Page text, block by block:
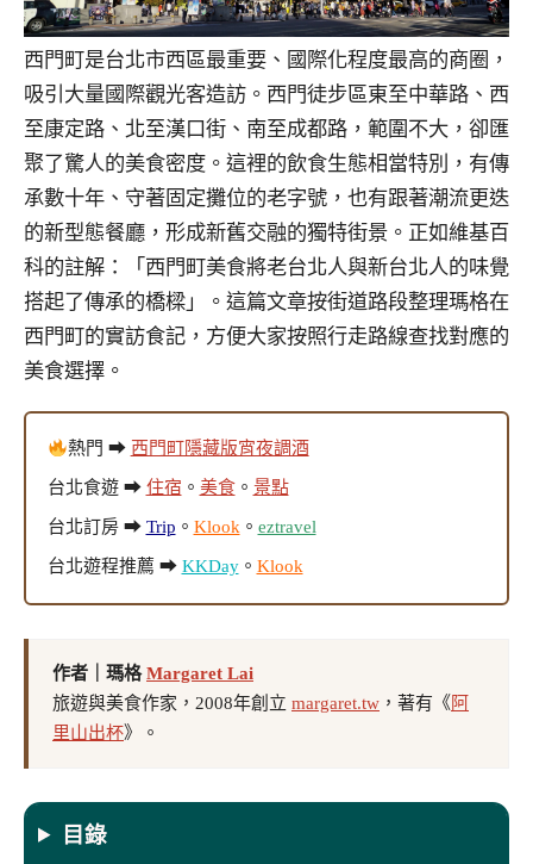
西門町是台北市西區最重要、國際化程度最高的商圈，
吸引大量國際觀光客造訪。西門徒步區東至中華路、西
至康定路、北至漢口街、南至成都路，範圍不大，卻匯
聚了驚人的美食密度。這裡的飲食生態相當特別，有傳
承數十年、守著固定攤位的老字號，也有跟著潮流更迭
的新型態餐廳，形成新舊交融的獨特街景。正如維基百
科的註解：「西門町美食將老台北人與新台北人的味覺
搭起了傳承的橋樑」。這篇文章按街道路段整理瑪格在
西門町的實訪食記，方便大家按照行走路線查找對應的
美食選擇。
熱門 ➡ 西門町隱藏版宵夜調酒
台北食遊 ➡ 住宿 。 美食。 景點
台北訂房 ➡ Trip 。 Klook。 eztravel
台北遊程推薦 ➡ KKDay。 Klook
作者｜瑪格Margaret Lai
旅遊與美食作家，2008年創立 margaret.tw ，著有《阿
里山出杯》。
目錄